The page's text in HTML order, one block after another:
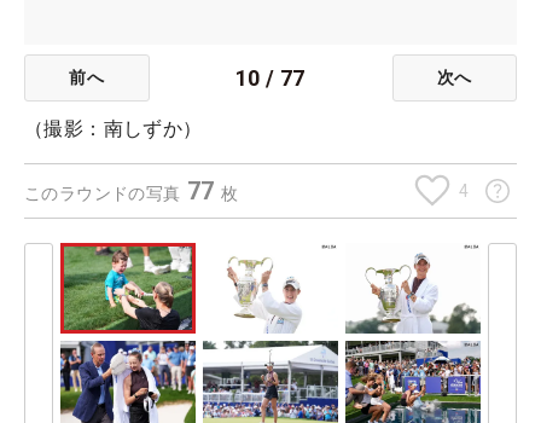
前へ 10 / 77 次へ
（撮影：南しずか）
このラウンドの写真 77枚 4